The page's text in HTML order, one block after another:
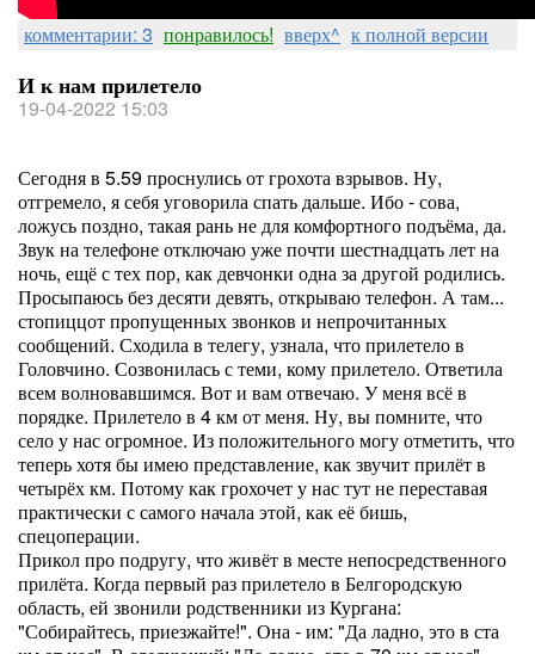
комментарии: 3 понравилось! вверх^ к полной версии
И к нам прилетело
19-04-2022 15:03
Сегодня в 5.59 проснулись от грохота взрывов. Ну,
отгремело, я себя уговорила спать дальше. Ибо - сова,
ложусь поздно, такая рань не для комфортного подъёма, да.
Звук на телефоне отключаю уже почти шестнадцать лет на
ночь, ещё с тех пор, как девчонки одна за другой родились.
Просыпаюсь без десяти девять, открываю телефон. А там...
стопиццот пропущенных звонков и непрочитанных
сообщений. Сходила в телегу, узнала, что прилетело в
Головчино. Созвонилась с теми, кому прилетело. Ответила
всем волновавшимся. Вот и вам отвечаю. У меня всё в
порядке. Прилетело в 4 км от меня. Ну, вы помните, что
село у нас огромное. Из положительного могу отметить, что
теперь хотя бы имею представление, как звучит прилёт в
четырёх км. Потому как грохочет у нас тут не переставая
практически с самого начала этой, как её бишь,
спецоперации.
Прикол про подругу, что живёт в месте непосредственного
прилёта. Когда первый раз прилетело в Белгородскую
область, ей звонили родственники из Кургана:
"Собирайтесь, приезжайте!". Она - им: "Да ладно, это в ста